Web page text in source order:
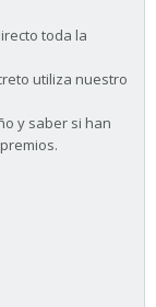
toda la
utiliza nuestro
y saber si han